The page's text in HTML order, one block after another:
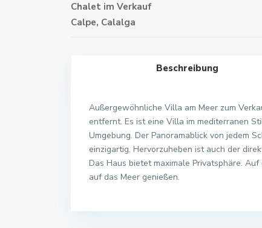
Chalet im Verkauf
Calpe, Calalga
Beschreibung
Außergewöhnliche Villa am Meer zum
entfernt. Es ist eine Villa im mediterranen
Umgebung. Der Panoramablick von jedem
einzigartig. Hervorzuheben ist auch der
Das Haus bietet maximale Privatsphäre.
auf das Meer genießen.